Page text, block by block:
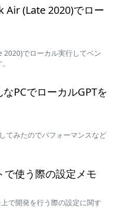
Air (Late 2020)でロー
でローカル実行してベン
PCでローカルGPTを
てみたのでパフォーマンスなど
使う際の設定メモ
で開発を行う際の設定に関す